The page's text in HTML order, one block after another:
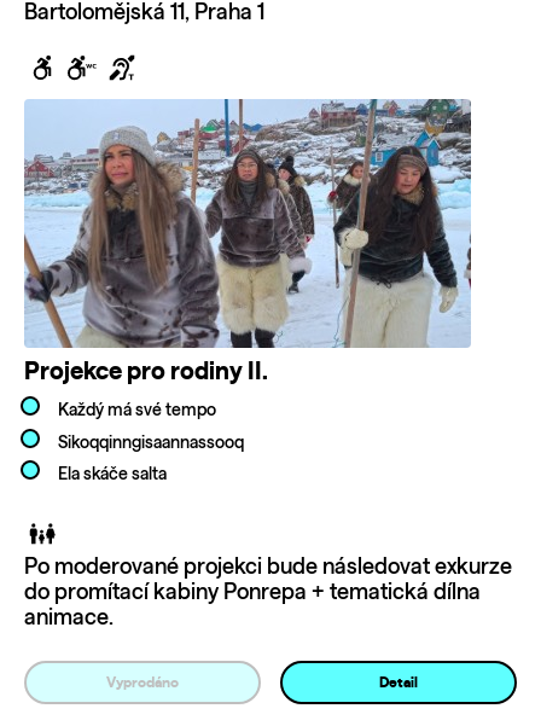
Bartolomějská 11, Praha 1
Projekce pro rodiny II.
Každý má své tempo
Sikoqqinngisaannassooq
Ela skáče salta
Po moderované projekci bude následovat exkurze
do promítací kabiny Ponrepa + tematická dílna
animace.
Vyprodáno Detail